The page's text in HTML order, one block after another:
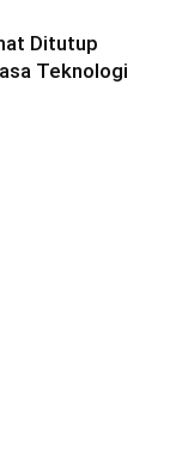
Ditutup
Teknologi